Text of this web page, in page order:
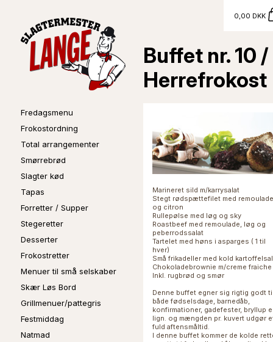
Fredagsmenu
Frokostordning
Total arrangementer
Smørrebrød
Slagter kød
Tapas
Forretter / Supper
Stegeretter
Desserter
Frokostretter
Menuer til små selskaber
Skær Løs Bord
Grillmenuer/pattegris
Festmiddag
Natmad
0,00 DKK
Buffet nr. 10 /
Herrefrokost
Marineret sild m/karrysalat
Stegt rødspættefilet med remoulade
og citron
Rullepølse med løg og sky
Roastbeef med remoulade, løg og
peberrodssalat
Tartelet med høns i asparges ( 1 til
hver)
Små frikadeller med kold
Chokoladebrownie m/creme fraiche
Inkl. rugbrød og smør
Denne buffet egner sig rigtig godt
både fødselsdage, barnedåb,
konfirmationer, gadefester, bryllup
lign. og mængden pr. kuvert udgør
fuld aftensmåltid.
I denne buffet kommer de kolde